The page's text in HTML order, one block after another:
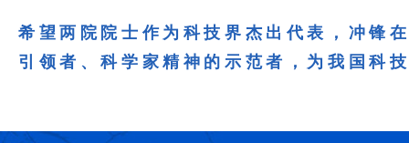
希望两院院士作为科技界杰出代表，冲锋
引领者、科学家精神的示范者，为我国科